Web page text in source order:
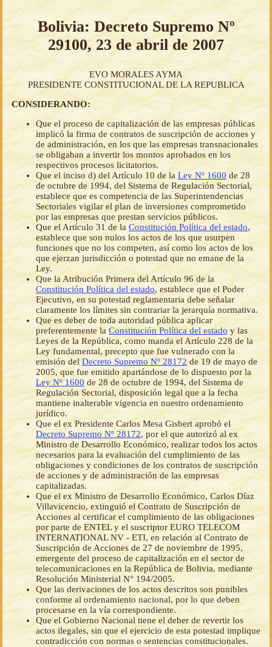
Bolivia: Decreto Supremo Nº
29100, 23 de abril de 2007
EVO MORALES AYMA
PRESIDENTE CONSTITUCIONAL DE LA REPUBLICA
CONSIDERANDO:
Que el proceso de capitalización de las empresas públicas
implicó la firma de contratos de suscripción de acciones y
de administración, en los que las empresas transnacionales
se obligaban a invertir los montos aprobados en los
respectivos procesos licitatorios.
Que el inciso d) del Artículo 10 de la Ley Nº 1600 de 28
de octubre de 1994, del Sistema de Regulación Sectorial,
establece que es competencia de las Superintendencias
Sectoriales vigilar el plan de inversiones comprometido
por las empresas que prestan servicios públicos.
Que el Artículo 31 de la Constitución Política del estado,
establece que son nulos los actos de los que usurpen
funciones que no los competen, así como los actos de los
que ejerzan jurisdicción o potestad que no emane de la
Ley.
Que la Atribución Primera del Artículo 96 de la
Constitución Política del estado, establece que el Poder
Ejecutivo, en su potestad reglamentaria debe señalar
claramente los límites sin contrariar la jerarquía normativa.
Que es deber de toda autoridad pública aplicar
preferentemente la Constitución Política del estado y las
Leyes de la República, como manda el Artículo 228 de la
Ley fundamental, precepto que fue vulnerado con la
emisión delDecreto Supremo Nº 28172 de 19 de mayo de
2005, que fue emitido apartándose de lo dispuesto por la
Ley Nº 1600 de 28 de octubre de 1994, del Sistema de
Regulación Sectorial, disposición legal que a la fecha
mantiene inalterable vigencia en nuestro ordenamiento
jurídico.
Que el ex Presidente Carlos Mesa Gisbert aprobó el
Decreto Supremo Nº 28172, por el que autorizó al ex
Ministro de Desarrollo Económico, realizar todos los actos
necesarios para la evaluación del cumplimiento de las
obligaciones y condiciones de los contratos de suscripción
de acciones y de administración de las empresas
capitalizadas.
Que el ex Ministro de Desarrollo Económico, Carlos Díaz
Villavicencio, extinguió el Contrato de Suscripción de
Acciones al certificar el cumplimiento de las obligaciones
por parte de ENTEL y el suscriptor EURO TELECOM
INTERNATIONAL NV - ETI, en relación al Contrato de
Suscripción de Acciones de 27 de noviembre de 1995,
emergente del proceso de capitalización en el sector de
telecomunicaciones en la República de Bolivia, mediante
Resolución Ministerial N° 194/2005.
Que las derivaciones de los actos descritos son punibles
conforme al ordenamiento nacional, por lo que deben
procesarse en la vía correspondiente.
Que el Gobierno Nacional tiene el deber de revertir los
actos ilegales, sin que el ejercicio de esta potestad implique
contradicción con normas o sentencias constitucionales.